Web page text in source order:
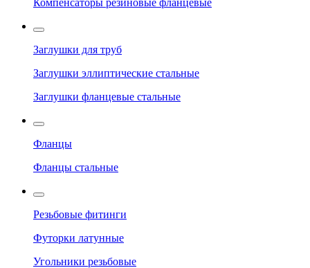
Заглушки для труб
Заглушки эллиптические стальные
Заглушки фланцевые стальные
Фланцы
Фланцы стальные
Резьбовые фитинги
Футорки латунные
Угольники резьбовые